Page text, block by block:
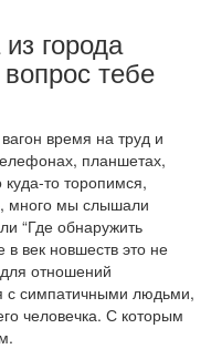
города
тебе
время на труд и
планшетах,
то торопимся,
много мы слышали
“Где обнаружить
век новшеств это не
отношений
с симпатичными людьми,
человечка. С которым